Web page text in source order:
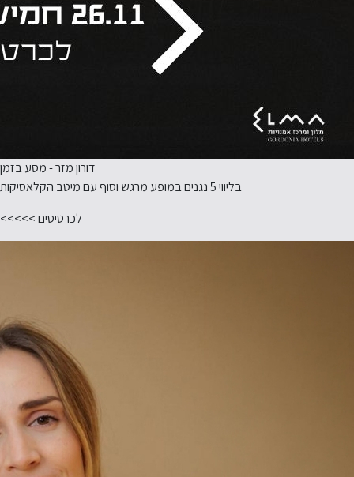
דורון מזר - מסע בזמן
בליווי 5 נגנים במופע מרגש וסוף עם מיטב הקלאסיקות
לכרטיסים >>>>>